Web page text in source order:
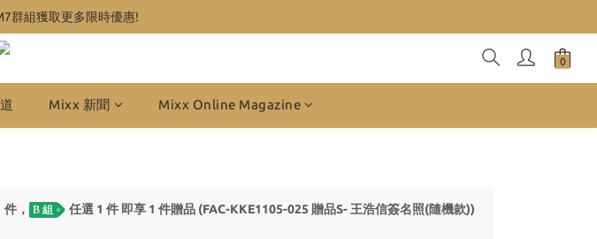
群組獲取更多限時優惠!
Mixx 新聞 Mixx Online Magazine
， B 組
任選 1 件 即享 1 件贈品 (FAC-KKE1105-025 贈品S- 王浩信簽名照(隨機款))